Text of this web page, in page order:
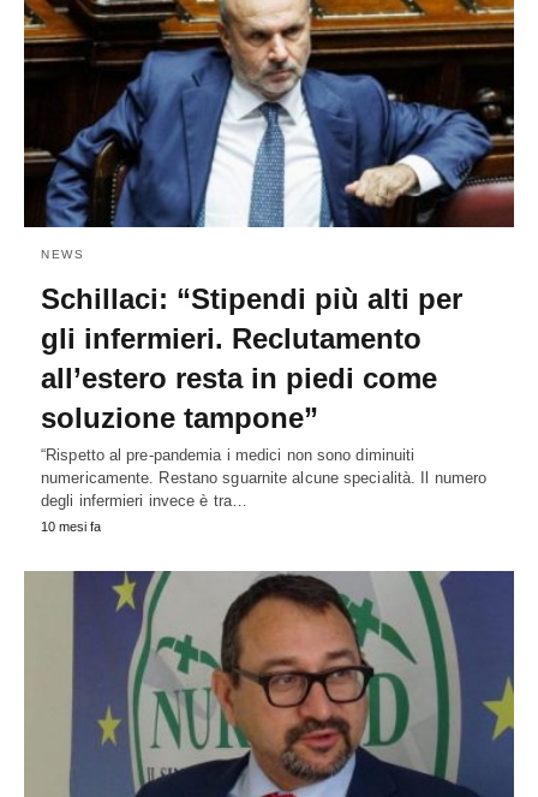
NEWS
Schillaci: “Stipendi più alti per
gli infermieri. Reclutamento
all’estero resta in piedi come
soluzione tampone”
“Rispetto al pre-pandemia i medici non sono diminuiti
numericamente. Restano sguarnite alcune specialità. Il numero
degli infermieri invece è tra…
10 mesi fa